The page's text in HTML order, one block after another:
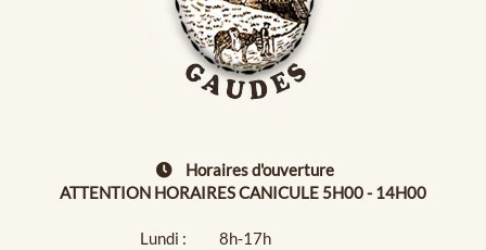
Horaires d'ouverture
ATTENTION HORAIRES CANICULE 5H00 - 14H00
Lundi :
8h-17h